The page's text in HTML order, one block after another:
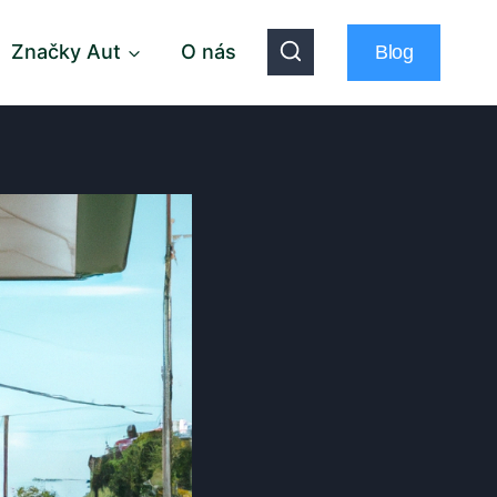
Značky Aut O nás Blog